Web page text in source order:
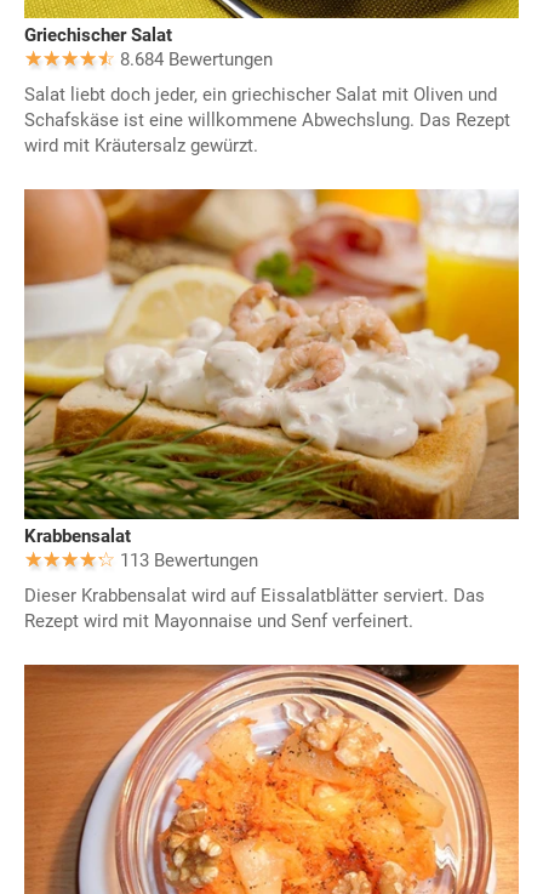
Griechischer Salat
8.684 Bewertungen
Salat liebt doch jeder, ein griechischer Salat mit Oliven und
Schafskäse ist eine willkommene Abwechslung. Das Rezept
wird mit Kräutersalz gewürzt.
Krabbensalat
113 Bewertungen
Dieser Krabbensalat wird auf Eissalatblätter serviert. Das
Rezept wird mit Mayonnaise und Senf verfeinert.